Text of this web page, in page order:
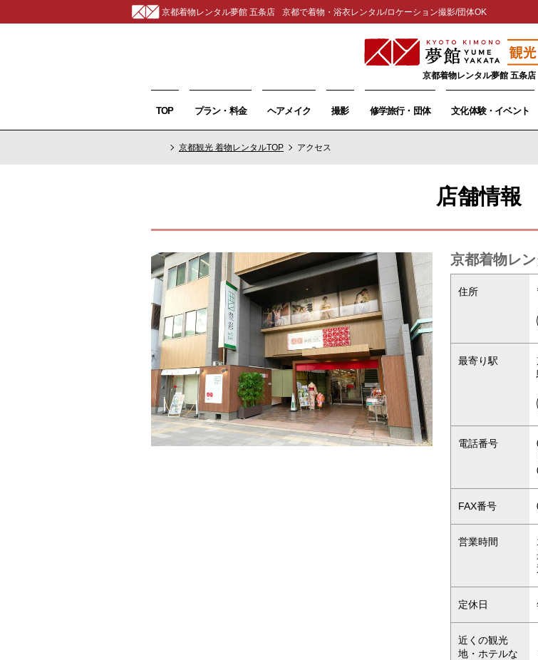
京都着物レンタル夢館 五条店 京都で着物・浴衣レンタル/ロケーション撮影/団体OK
京都着物レンタル夢館 五条店
TOP プラン・料金 ヘアメイク 撮影 修学旅行・団体 文化体験・イベント
京都観光 着物レンタルTOP アクセス
店舗情報
京都着物レ
住所
最寄り駅
電話番号
FAX番号
営業時間
定休日
近くの観光
地・ホテルな